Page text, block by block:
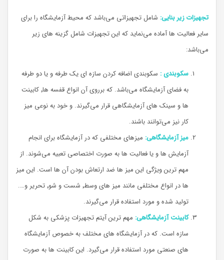
تجهیزات زیر بنایی: شامل تجهیزاتی می‌باشد که محیط آزمایشگاه را برای
سایر فعالیت ها آماده می‌نماید که این تجهیزات شامل گزینه های زیر
می‌باشد:
سکوبندی : سکوبندی اضافه کردن سازه ای یک طرفه و یا دو طرفه
به فضای آزمایشگاه می‌باشد. که برروی آن انواع قفسه ها٬ کابینت
ها و سینک های آزمایشگاهی قرار می‌گیرند. و خود به نوعی میز
کار نیز می‌توانند باشند.
میز آزمایشگاهی: میزهای مختلفی که در آزمایشگاه برای انجام
آزمایش ها و یا فعالیت ها به صورت اختصاصی تعبیه می‌شوند. از
مهم ترین ویژگی این میز ها ضد ارتعاش بودن آن ها است. این میز
ها در انواع مختلفی مانند میز های وسط٬ شست و شو٬ تحریر و….
تولید شده و مورد استفاده قرار می‌گیرند.
کابینت آزمایشگاهی: مهم ترین آیتم تجهیزات پزشکی به شکل
سازه است. که در آزمایشگاه های مختلف به خصوص آزمایشگاه
های صنعتی مورد استفاده قرار می‌گیرد. این کابینت ها به صورت